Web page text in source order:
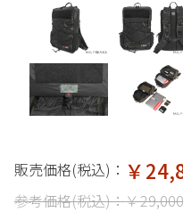
販売価格(税込)： ￥
参考価格(税込)：￥